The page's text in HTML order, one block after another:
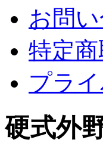
お問
特定
プラ
硬式外